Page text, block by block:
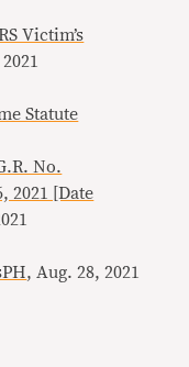
Victim’s
Statute
No.
2021 [Date
, Aug. 28, 2021